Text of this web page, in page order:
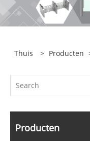
Thuis > Producten
Producten